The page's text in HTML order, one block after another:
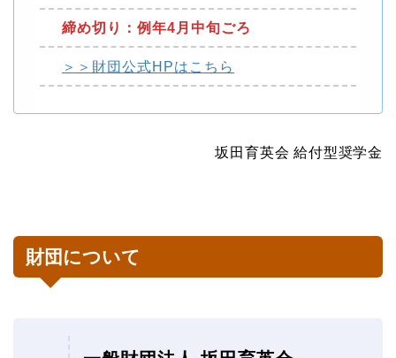
締め切り：例年4月中旬ごろ
＞＞財団公式HPはこちら
坂田育英会 給付型奨学金
財団について